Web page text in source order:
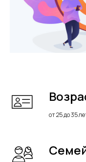
от 25 до 35